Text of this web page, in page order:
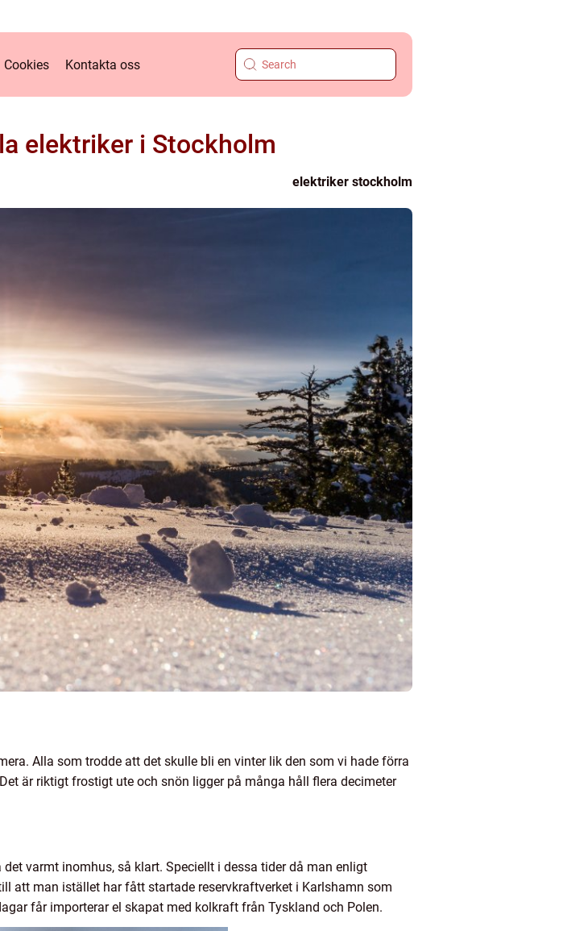
Cookies Kontakta oss
elektriker i Stockholm
elektriker stockholm
Alla som trodde att det skulle bli en vinter lik den som vi hade förra
är riktigt frostigt ute och snön ligger på många håll flera decimeter
varmt inomhus, så klart. Speciellt i dessa tider då man enligt
att man istället har fått startade reservkraftverket i Karlshamn som
får importerar el skapat med kolkraft från Tyskland och Polen.